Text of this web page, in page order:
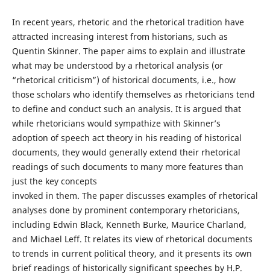
In recent years, rhetoric and the rhetorical tradition have
attracted increasing interest from historians, such as
Quentin Skinner. The paper aims to explain and illustrate
what may be understood by a rhetorical analysis (or
“rhetorical criticism”) of historical documents, i.e., how
those scholars who identify themselves as rhetoricians tend
to define and conduct such an analysis. It is argued that
while rhetoricians would sympathize with Skinner’s
adoption of speech act theory in his reading of historical
documents, they would generally extend their rhetorical
readings of such documents to many more features than
just the key concepts
invoked in them. The paper discusses examples of rhetorical
analyses done by prominent contemporary rhetoricians,
including Edwin Black, Kenneth Burke, Maurice Charland,
and Michael Leff. It relates its view of rhetorical documents
to trends in current political theory, and it presents its own
brief readings of historically significant speeches by H.P.